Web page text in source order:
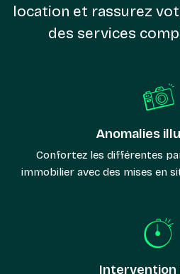
location et rassurez
des services
Anomalies
Confortez les différentes
immobilier avec des mises en
Intervention